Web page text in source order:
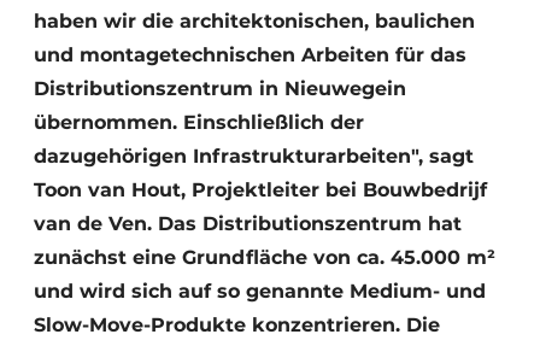
haben wir die architektonischen, baulichen
und montagetechnischen Arbeiten für das
Distributionszentrum in Nieuwegein
übernommen. Einschließlich der
dazugehörigen Infrastrukturarbeiten", sagt
Toon van Hout, Projektleiter bei Bouwbedrijf
van de Ven. Das Distributionszentrum hat
zunächst eine Grundfläche von ca. 45.000 m²
und wird sich auf so genannte Medium- und
Slow-Move-Produkte konzentrieren. Die